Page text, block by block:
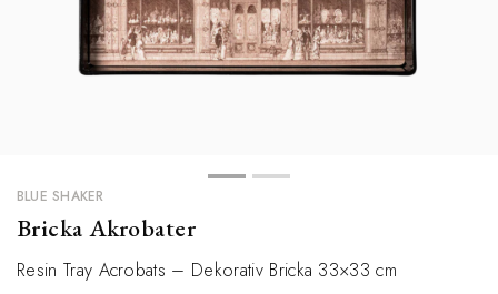
BLUE SHAKER
Bricka Akrobater
Resin Tray Acrobats – Dekorativ Bricka 33×33 cm